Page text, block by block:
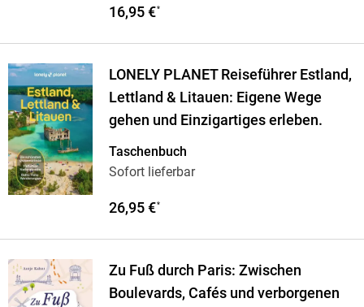
16,95 €*
LONELY PLANET Reiseführer Estland,
Lettland & Litauen: Eigene Wege
gehen und Einzigartiges erleben.
Taschenbuch
Sofort lieferbar
26,95 €*
Zu Fuß durch Paris: Zwischen
Boulevards, Cafés und verborgenen